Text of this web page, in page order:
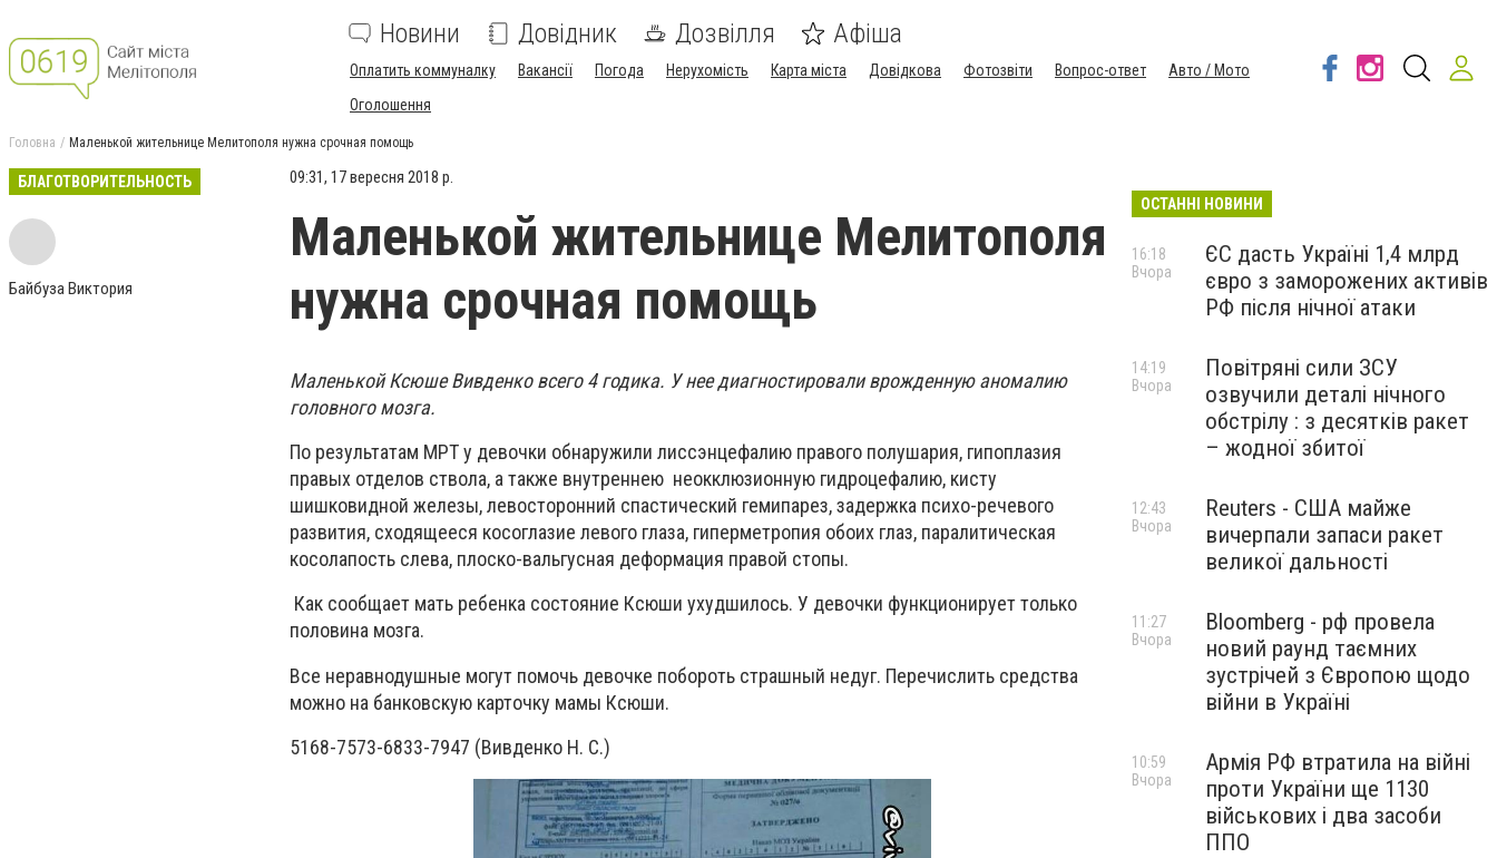
Новини Довідник Дозвілля Афіша
Оплатить коммуналку Вакансії Погода Нерухомість Карта міста Довідкова Фотозвіти Вопрос-ответ
Авто / Мото
Оголошення
Головна Маленькой жительнице Мелитополя нужна срочная помощь
БЛАГОТВОРИТЕЛЬНОСТЬ
Байбуза Виктория
09:31, 17 вересня 2018 р.
Маленькой жительнице Мелитополя
нужна срочная помощь
Маленькой Ксюше Вивденко всего 4 годика. У нее диагностировали врожденную аномалию
головного мозга.
По результатам МРТ у девочки обнаружили лиссэнцефалию правого полушария, гипоплазия
правых отделов ствола, а также внутреннею неокклюзионную гидроцефалию, кисту
шишковидной железы, левосторонний спастический гемипарез, задержка психо-речевого
развития, сходящееся косоглазие левого глаза, гиперметропия обоих глаз, паралитическая
косолапость слева, плоско-вальгусная деформация правой стопы.
Как сообщает мать ребенка состояние Ксюши ухудшилось. У девочки функционирует только
половина мозга.
Все неравнодушные могут помочь девочке побороть страшный недуг. Перечислить средства
можно на банковскую карточку мамы Ксюши.
5168-7573-6833-7947 (Вивденко Н. С.)
ОСТАННІ НОВИНИ
ЄС дасть Україні 1,4 млрд
євро з заморожених активів
РФ після нічної атаки
16:18
Вчора
Повітряні сили ЗСУ
озвучили деталі нічного
обстрілу : з десятків ракет
– жодної збитої
14:19
Вчора
Reuters - США майже
вичерпали запаси ракет
великої дальності
12:43
Вчора
Bloomberg - рф провела
новий раунд таємних
зустрічей з Європою щодо
війни в Україні
11:27
Вчора
Армія РФ втратила на війні
проти України ще 1130
військових і два засоби
ППО
10:59
Вчора